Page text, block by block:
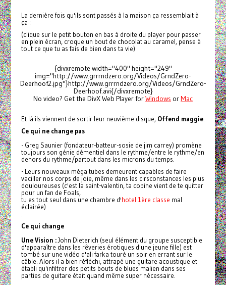
La dernière fois qu'ils sont passés à la maison ça ressemblait à
ça :
(clique sur le petit bouton en bas à droite du player pour passer
en plein écran, croque un bout de chocolat au caramel, pense à
tout ce que tu as fais de bien dans ta vie)
{divxremote width="400" height="249"
img="http://www.grrrndzero.org/Videos/GrndZero-
Deerhoof2.jpg"}http://www.grrrndzero.org/Videos/GrndZero-
Deerhoof.avi{/divxremote}
No video? Get the DivX Web Player forWindows orMac
Et là ils viennent de sortir leur neuvième disque, Offend maggie.
Ce qui ne change pas
- Greg Saunier (fondateur-batteur-sosie de jim carrey) promène
toujours son génie démentiel dans le rythme/entre le rythme/en
dehors du rythme/partout dans les microns du temps.
- Leurs nouveaux méga tubes demeurent capables de faire
vaciller nos corps de joie, même dans les cirsconstances les plus
douloureuses (c'est la saint-valentin, ta copine vient de te quitter
pour un fan de Foals,
tu es tout seul dans une chambre d'hotel 1ère classe mal
éclairée)
Ce qui change
Une Vision :John Dieterich (seul élément du groupe susceptible
d'apparaître dans les rêveries érotiques d'une jeune fille) est
tombé sur une vidéo d'ali farka touré un soir en errant sur le
câble. Alors il a bien réfléchi, attrapé une guitare acoustique et
établi qu'infiltrer des petits bouts de blues malien dans ses
parties de guitare était quand même super nécessaire.